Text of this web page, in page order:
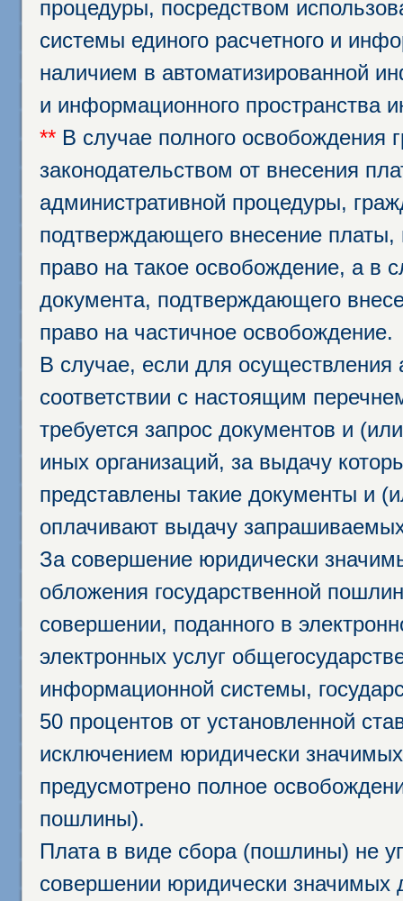
процедуры, посредством
системы единого расчетного и
наличием в автоматизированной
и информационного пространства
** В случае полного освобождения
законодательством от внесения
административной процедуры,
подтверждающего внесение
право на такое освобождение, а в
документа, подтверждающего
право на частичное освобождение.
В случае, если для осуществления
соответствии с настоящим
требуется запрос документов и
иных организаций, за выдачу
представлены такие документы и
оплачивают выдачу
За совершение юридически
обложения государственной
совершении, поданного в
электронных услуг
информационной системы,
50 процентов от установленной
исключением юридически
предусмотрено полное
пошлины).
Плата в виде сбора (пошлины) не
совершении юридически